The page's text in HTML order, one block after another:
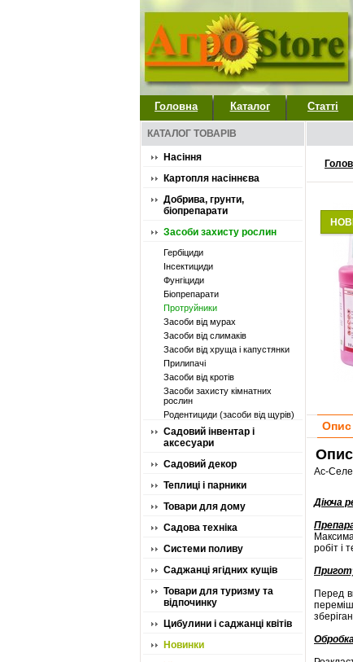
Головна Каталог Статті
КАТАЛОГ ТОВАРІВ
Насіння
Картопля насіннєва
Добрива, грунти,
біопрепарати
Засоби захисту рослин
Гербіциди
Інсектициди
Фунгіциди
Біопрепарати
Протруйники
Засоби від мурах
Засоби від слимаків
Засоби від хруща і капустянки
Прилипачі
Засоби від кротів
Засоби захисту кімнатних
рослин
Родентициди (засоби від щурів)
Садовий інвентар і
аксесуари
Садовий декор
Теплиці і парники
Товари для дому
Садова техніка
Системи поливу
Саджанці ягідних кущів
Товари для туризму та
відпочинку
Цибулини і саджанці квітів
Новинки
Опис
Ас-
Діюча
робіт і
Перед